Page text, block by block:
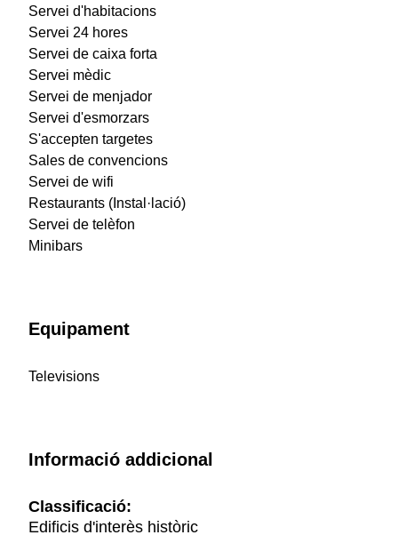
Servei d'habitacions
Servei 24 hores
Servei de caixa forta
Servei mèdic
Servei de menjador
Servei d'esmorzars
S'accepten targetes
Sales de convencions
Servei de wifi
Restaurants (Instal·lació)
Servei de telèfon
Minibars
Equipament
Televisions
Informació addicional
Classificació:
Edificis d'interès històric